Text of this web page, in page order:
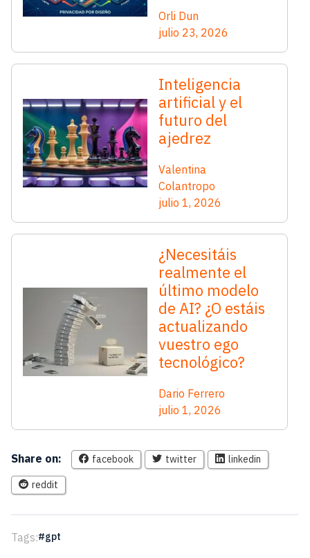
Orli Dun
julio 23, 2026
Inteligencia
artificial y el
futuro del
ajedrez
Valentina
Colantropo
julio 1, 2026
¿Necesitáis
realmente el
último modelo
de AI? ¿O estáis
actualizando
vuestro ego
tecnológico?
Dario Ferrero
julio 1, 2026
Share on: facebook twitter linkedin
reddit
Tags: gpt